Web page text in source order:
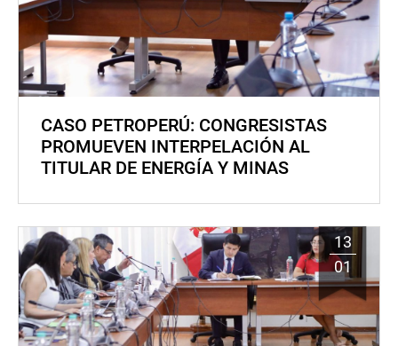
CASO PETROPERÚ: CONGRESISTAS
PROMUEVEN INTERPELACIÓN AL
TITULAR DE ENERGÍA Y MINAS
13
01